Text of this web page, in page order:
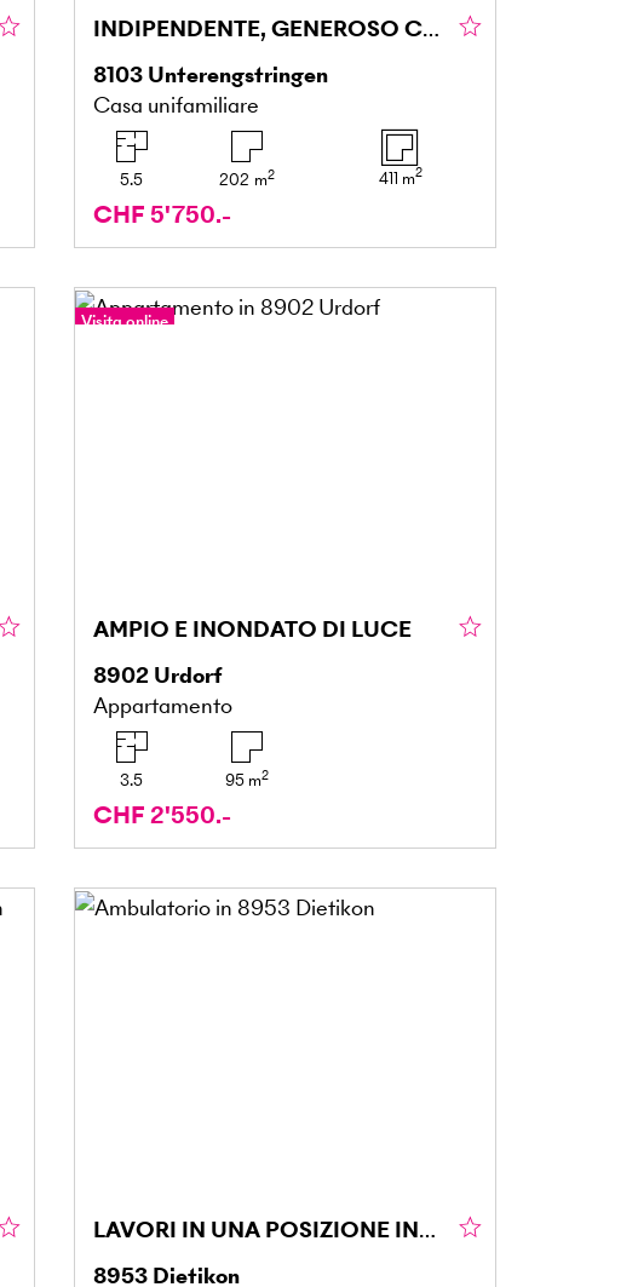
INDIPENDENTE, GENEROSO CON TERRENO CIRCOSTANTE
8103 Unterengstringen
Casa unifamiliare
5.5 202 m2 411 m2
CHF 5'750.-
Visita online
AMPIO E INONDATO DI LUCE
8902 Urdorf
Appartamento
3.5 95 m2
CHF 2'550.-
LAVORI IN UNA POSIZIONE INTERESSANTE A ZURIGO
8953 Dietikon